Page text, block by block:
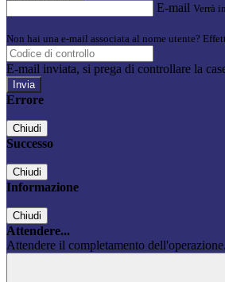
E-mail Verrà
Non hai una e-mail associata al nome utente?
E-mail inviata, si prega di controllare la
Errore
Chiudi
Successo
Chiudi
Informazione
Chiudi
Attendere...
Attendere il completamento